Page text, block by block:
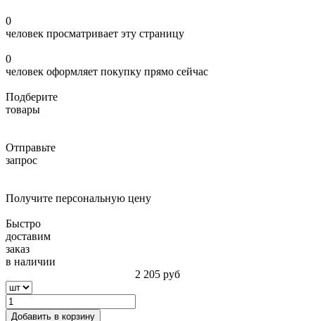
0
человек просматривает эту страницу
0
человек оформляет покупку прямо сейчас
Подберите
товары
Отправьте
запрос
Получите персональную цену
Быстро
доставим
заказ
в наличии
2 205 руб
Добавить в корзину